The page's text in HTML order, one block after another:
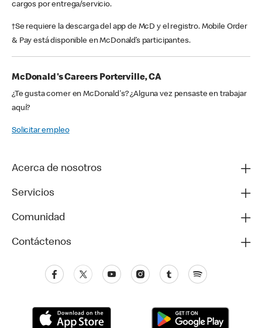
cargos por entrega/servicio.
†Se requiere la descarga del app de McD y el registro. Mobile Order
& Pay está disponible en McDonald’s participantes.
McDonald's Careers Porterville, CA
¿Te gusta comer en McDonald's? ¿Alguna vez pensaste en trabajar
aquí?
Solicitar empleo
Acerca de nosotros
Servicios
Comunidad
Contáctenos